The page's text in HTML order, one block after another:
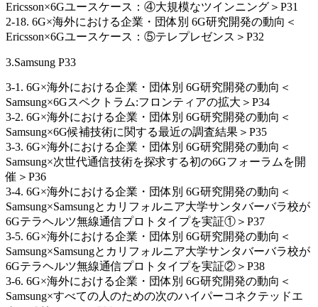
Ericsson×6Gユースケース：④大規模なツインニング＞P31
2-18. 6G×海外における企業・団体別 6G研究開発の動向＜
Ericsson×6Gユースケース：⑤テレプレゼンス＞P32
3.Samsung P33
3-1. 6G×海外における企業・団体別 6G研究開発の動向＜
Samsung×6Gスペクトラム:フロンティアの拡大＞P34
3-2. 6G×海外における企業・団体別 6G研究開発の動向＜
Samsung×6G候補技術に関する最近の調査結果＞P35
3-3. 6G×海外における企業・団体別 6G研究開発の動向＜
Samsung×次世代通信技術を探求する初の6Gフォーラムを開
催＞P36
3-4. 6G×海外における企業・団体別 6G研究開発の動向＜
Samsung×Samsungとカリフォルニア大学サンタバーバラ校が
6Gテラヘルツ無線通信プロトタイプを実証①＞P37
3-5. 6G×海外における企業・団体別 6G研究開発の動向＜
Samsung×Samsungとカリフォルニア大学サンタバーバラ校が
6Gテラヘルツ無線通信プロトタイプを実証②＞P38
3-6. 6G×海外における企業・団体別 6G研究開発の動向＜
Samsung×すべての人のための次のハイパーコネクテッドエ